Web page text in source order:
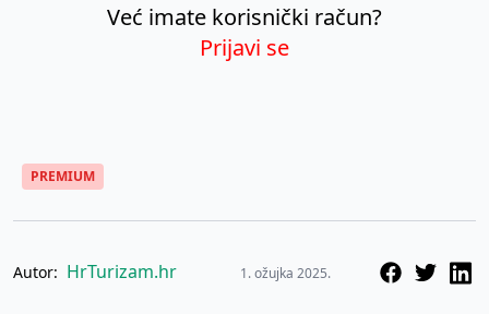
Već imate korisnički račun?
Prijavi se
PREMIUM
Autor: HrTurizam.hr 1. ožujka 2025.